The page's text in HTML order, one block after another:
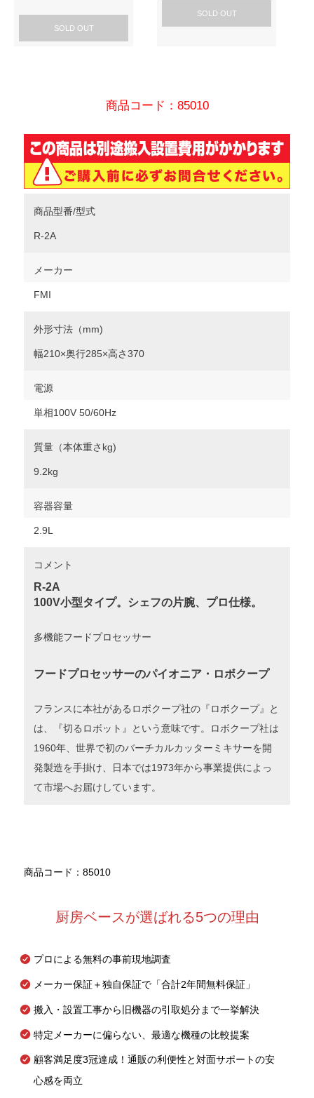
SOLD OUT
SOLD OUT
商品コード：85010
商品型番/型式
R-2A
メーカー
FMI
外形寸法（mm)
幅210×奥行285×高さ370
電源
単相100V 50/60Hz
質量（本体重さkg)
9.2kg
容器容量
2.9L
コメント
R-2A
100V小型タイプ。シェフの片腕、プロ仕様。
多機能フードプロセッサー
フードプロセッサーのパイオニア・ロボクープ
フランスに本社があるロボクープ社の『ロボクープ』と
は、『切るロボット』という意味です。
ロボクープ社は
1960年、世界で初のバーチカルカッターミキサーを開
発製造を手掛け、日本では1973年から事業提供によっ
て市場へお届けしています。
商品コード：85010
厨房ベースが選ばれる5つの理由
プロによる無料の事前現地調査
メーカー保証＋独自保証で「合計2年間無料保証」
搬入・設置工事から旧機器の引取処分まで一挙解決
特定メーカーに偏らない、最適な機種の比較提案
顧客満足度3冠達成！通販の利便性と対面サポートの安
心感を両立